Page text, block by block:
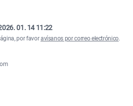
01. 14 11:22
por favoravísanos por correo electrónico.